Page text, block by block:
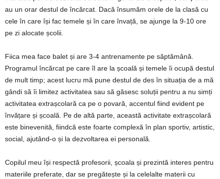
au un orar destul de încărcat. Dacă însumăm orele de la clasă cu
cele în care își fac temele și în care învață, se ajunge la 9-10 ore
pe zi alocate școlii.
Fiica mea face balet și are 3-4 antrenamente pe săptămână.
Programul încărcat pe care îl are la școală și temele îi ocupă destul
de mult timp; acest lucru mă pune destul de des în situația de a mă
gândi să îi limitez activitatea sau să găsesc soluții pentru a nu simți
activitatea extrașcolară ca pe o povară, accentul fiind evident pe
învățare și școală. Pe de altă parte, această activitate extrașcolară
este binevenită, fiindcă este foarte complexă în plan sportiv, artistic,
social, ajutând-o și la dezvoltarea ei personală.
Copilul meu își respectă profesorii, școala și prezintă interes pentru
materiile preferate, dar se pregătește și la celelalte materii cu